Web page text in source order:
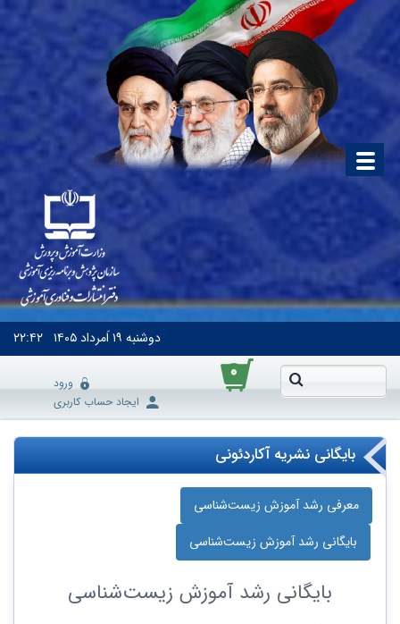
دوشنبه ۱۹ اَمرداد ۱۴۰۵ ۲۲:۴۲
۰
ورود
ایجاد حساب کاربری
بایگانی نشریه آکاردئونی
معرفی رشد آموزش زیست‌شناسی
بایگانی رشد آموزش زیست‌شناسی
بایگانی رشد آموزش زیست‌شناسی